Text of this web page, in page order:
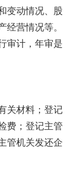
变动情况、股
营情况等。
审计，年审是
关材料；登记
费；登记主管
管机关发还企